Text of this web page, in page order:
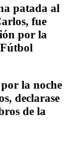
patada al
fue
por la
la noche
declarase
de la